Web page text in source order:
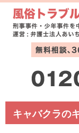
キャバクラの